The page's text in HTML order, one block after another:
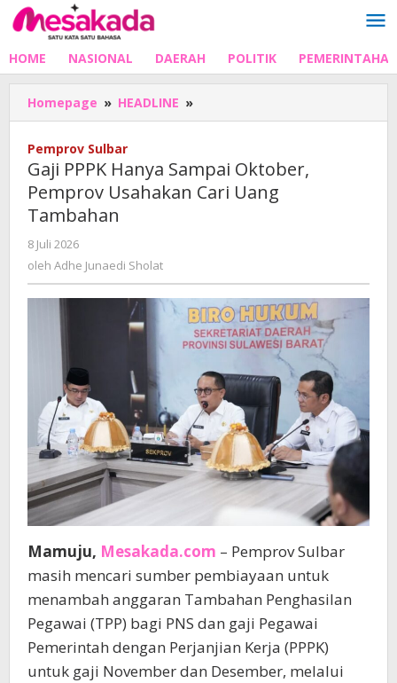
Lewati
ke
HOME NASIONAL DAERAH POLITIK
Homepage » HEADLINE »
PPPK
Oktober,
Pemprov
Pemprov Sulbar
Gaji PPPK Hanya Sampai Oktober,
Pemprov Usahakan Cari Uang
Tambahan
8 Juli 2026
Adhe
Junaedi
oleh Adhe Junaedi Sholat
Mamuju, Mesakada.com – Pemprov Sulbar
masih mencari sumber pembiayaan untuk
menambah anggaran Tambahan Penghasilan
Pegawai (TPP) bagi PNS dan gaji Pegawai
Pemerintah dengan Perjanjian Kerja (PPPK)
untuk gaji November dan Desember, melalui